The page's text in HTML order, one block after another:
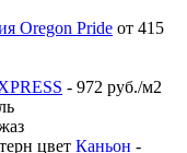
Oregon Pride от 415
- 972 руб./м2
цвет Каньон -